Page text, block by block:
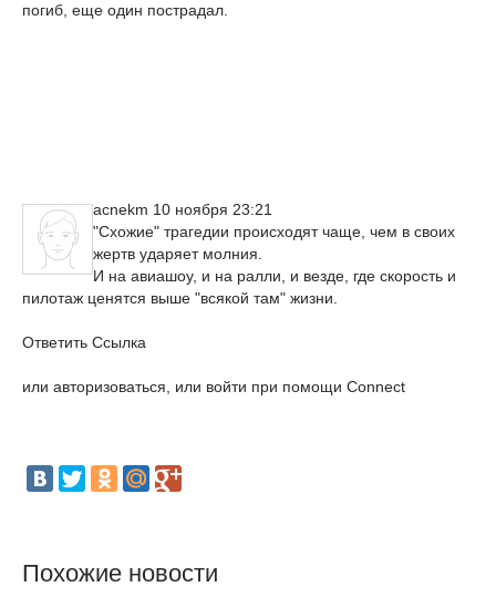
погиб, еще один пострадал.
acnekm 10 ноября 23:21
"Схожие" трагедии происходят чаще, чем в своих
жертв ударяет молния.
И на авиашоу, и на ралли, и везде, где скорость и
пилотаж ценятся выше "всякой там" жизни.
Ответить Ссылка
или авторизоваться, или войти при помощи Connect
Похожие новости